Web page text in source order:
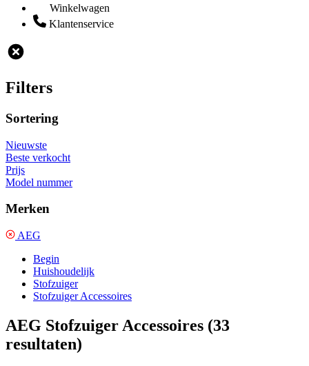
Winkelwagen
Klantenservice
Filters
Sortering
Nieuwste
Beste verkocht
Prijs
Model nummer
Merken
AEG
Begin
Huishoudelijk
Stofzuiger
Stofzuiger Accessoires
AEG Stofzuiger Accessoires (33
resultaten)